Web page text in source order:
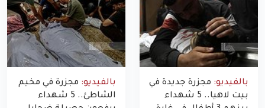
بالفيديو: مجزرة جديدة في
بيت لاهيا.. 5 شهداء
بالفيديو: مجزرة في مخيم
الشاطئ.. 5 شهداء